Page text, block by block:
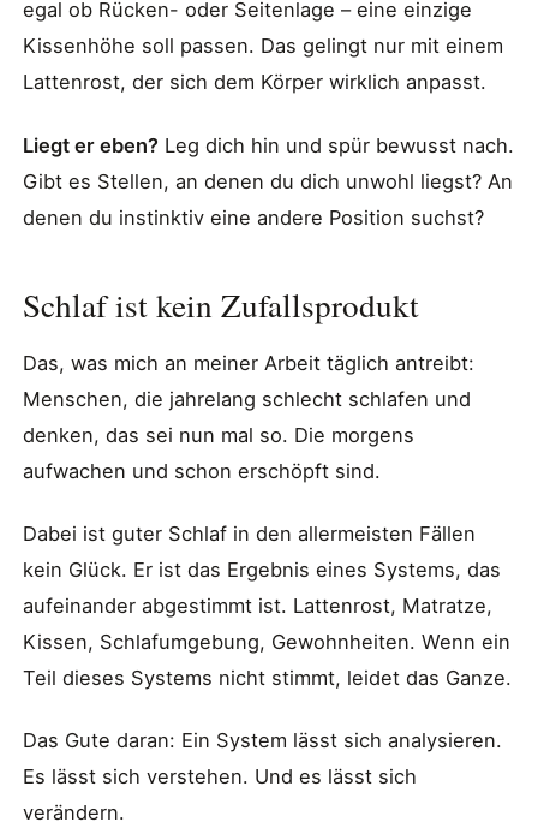
egal ob Rücken- oder Seitenlage – eine einzige
Kissenhöhe soll passen. Das gelingt nur mit einem
Lattenrost, der sich dem Körper wirklich anpasst.
Liegt er eben? Leg dich hin und spür bewusst nach.
Gibt es Stellen, an denen du dich unwohl liegst? An
denen du instinktiv eine andere Position suchst?
Schlaf ist kein Zufallsprodukt
Das, was mich an meiner Arbeit täglich antreibt:
Menschen, die jahrelang schlecht schlafen und
denken, das sei nun mal so. Die morgens
aufwachen und schon erschöpft sind.
Dabei ist guter Schlaf in den allermeisten Fällen
kein Glück. Er ist das Ergebnis eines Systems, das
aufeinander abgestimmt ist. Lattenrost, Matratze,
Kissen, Schlafumgebung, Gewohnheiten. Wenn ein
Teil dieses Systems nicht stimmt, leidet das Ganze.
Das Gute daran: Ein System lässt sich analysieren.
Es lässt sich verstehen. Und es lässt sich
verändern.